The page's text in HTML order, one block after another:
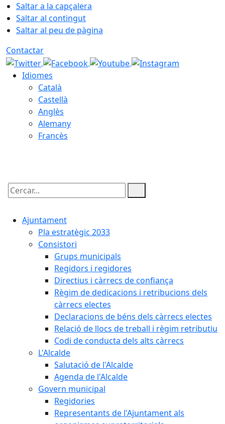
Saltar a la capçalera
Saltar al contingut
Saltar al peu de pàgina
Contactar
Idiomes
Català
Castellà
Anglès
Alemany
Francès
Cercar:
Ajuntament
Pla estratègic 2033
Consistori
Grups municipals
Regidors i regidores
Directius i càrrecs de confiança
Règim de dedicacions i retribucions dels
càrrecs electes
Declaracions de béns dels càrrecs electes
Relació de llocs de treball i règim retributiu
Codi de conducta dels alts càrrecs
L'Alcalde
Salutació de l'Alcalde
Agenda de l'Alcalde
Govern municipal
Regidories
Representants de l'Ajuntament als